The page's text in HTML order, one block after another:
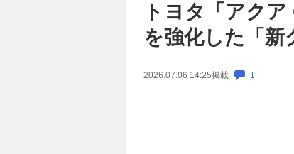
トヨタ「アク
を強化した「新
2026.07.06 14:25掲載 1